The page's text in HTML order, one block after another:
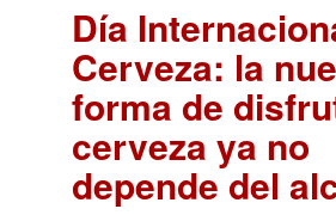
Día
Cerveza: la
forma de
cerveza ya no
depende del